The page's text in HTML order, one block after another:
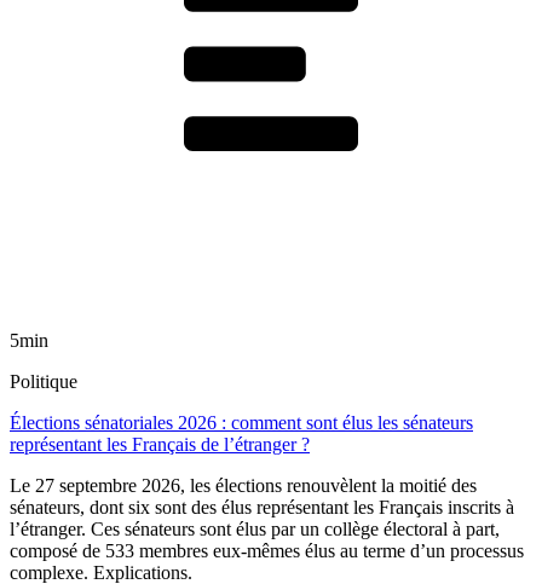
5min
Politique
Élections sénatoriales 2026 : comment sont élus les sénateurs
représentant les Français de l’étranger ?
Le 27 septembre 2026, les élections renouvèlent la moitié des
sénateurs, dont six sont des élus représentant les Français inscrits à
l’étranger. Ces sénateurs sont élus par un collège électoral à part,
composé de 533 membres eux-mêmes élus au terme d’un processus
complexe. Explications.